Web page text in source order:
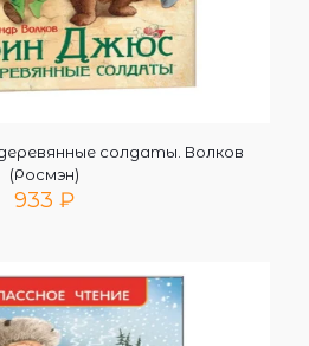
солдаты. Волков
(Росмэн)
933 ₽